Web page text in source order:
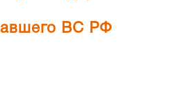
ВС РФ